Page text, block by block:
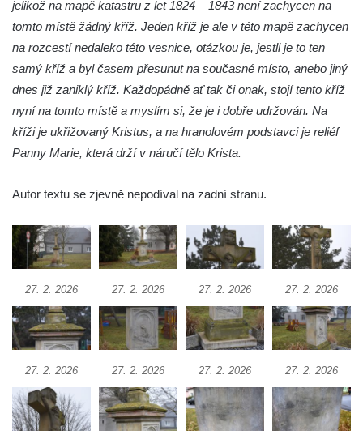
Kříž u Obrázku severovýchodně od
Görnerův kříž u silnice č. 264 v Dolním
Podluží
Kříž u domu čp. 155 v Chřibské
Kříž jižně od Bukolu
Kříž na návsi v Bukolu
Centrální kříž hřbitova v Hrobčicích
Kříž na rozcestí v Záluží
Kříž v ulici V Zátiší v Dobříni
Hradčanech a Palackého v Roudnici nad
Labem
jelikož na mapě katastru z let 1824 – 1843 není zachycen na
tomto místě žádný kříž. Jeden kříž je ale v této mapě zachycen
na rozcestí nedaleko této vesnice, otázkou je, jestli je to ten
samý kříž a byl časem přesunut na současné místo, anebo jiný
dnes již zaniklý kříž. Každopádně ať tak či onak, stojí tento kříž
nyní na tomto místě a myslím si, že je i dobře udržován. Na
kříži je ukřižovaný Kristus, a na hranolovém podstavci je reliéf
Panny Marie, která drží v náručí tělo Krista.
Autor textu se zjevně nepodíval na zadní stranu.
27. 2. 2026 27. 2. 2026 27. 2. 2026 27. 2. 2026
27. 2. 2026 27. 2. 2026 27. 2. 2026 27. 2. 2026